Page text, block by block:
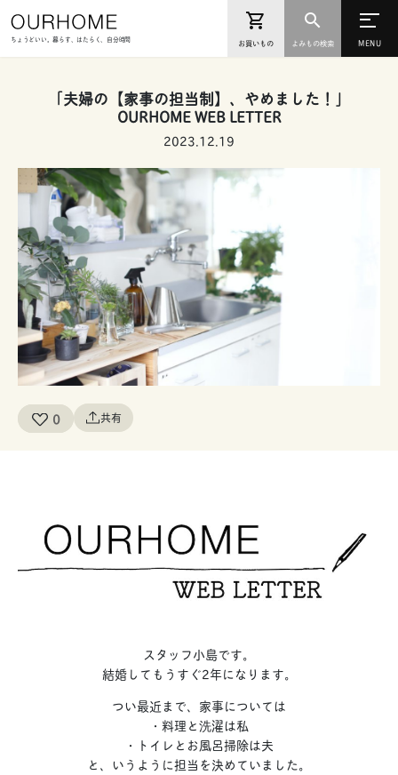
ちょうどいい。暮らす、はたらく、自分時間
「夫婦の【家事の担当制】、やめました！」
OURHOME WEB LETTER
2023.12.19
0 共有
スタッフ小島です。
結婚してもうすぐ2年になります。
つい最近まで、家事については
・料理と洗濯は私
・トイレとお風呂掃除は夫
と、いうように担当を決めていました。
お買いもの よみもの検索